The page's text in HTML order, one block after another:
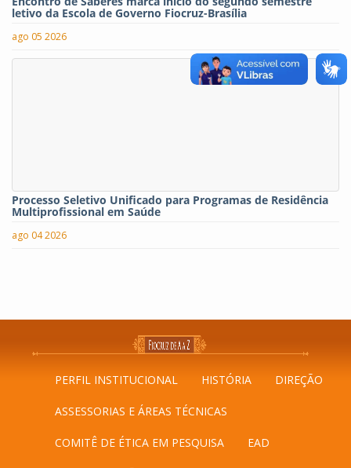
letivo da Escola de Governo Fiocruz-Brasília
ago 05 2026
Processo Seletivo Unificado para Programas de Residência
Multiprofissional em Saúde
ago 04 2026
PERFIL INSTITUCIONAL HISTÓRIA DIREÇÃO
ASSESSORIAS E ÁREAS TÉCNICAS
COMITÊ DE ÉTICA EM PESQUISA EAD